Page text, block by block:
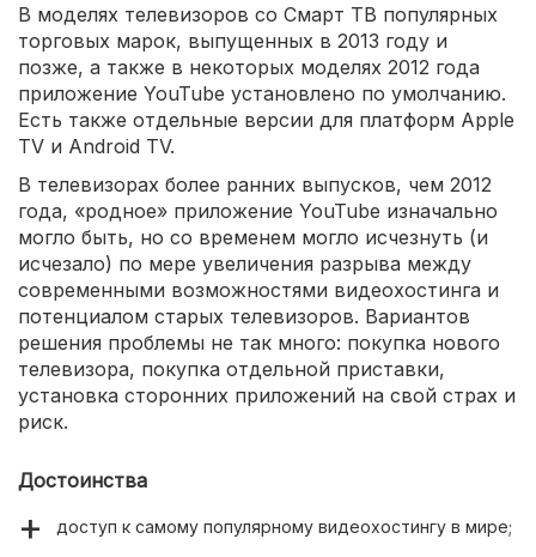
В моделях телевизоров со Смарт ТВ популярных
торговых марок, выпущенных в 2013 году и
позже, а также в некоторых моделях 2012 года
приложение YouTube установлено по умолчанию.
Есть также отдельные версии для платформ Apple
TV и Android TV.
В телевизорах более ранних выпусков, чем 2012
года, «родное» приложение YouTube изначально
могло быть, но со временем могло исчезнуть (и
исчезало) по мере увеличения разрыва между
современными возможностями видеохостинга и
потенциалом старых телевизоров. Вариантов
решения проблемы не так много: покупка нового
телевизора, покупка отдельной приставки,
установка сторонних приложений на свой страх и
риск.
Достоинства
доступ к самому популярному видеохостингу в мире;